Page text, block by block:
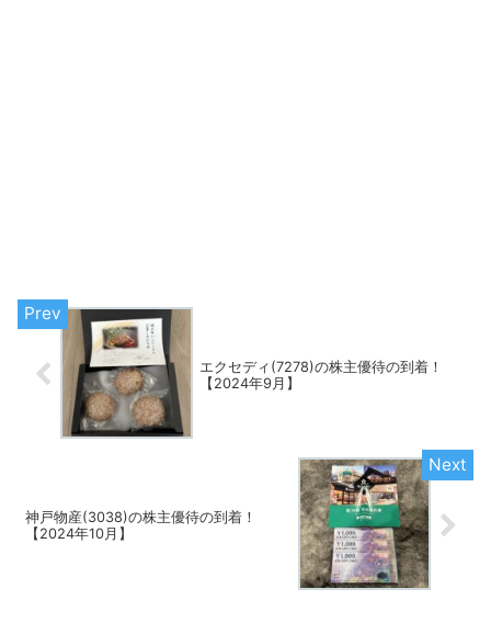
エクセディ(7278)の株主優待の到着！
【2024年9月】
神戸物産(3038)の株主優待の到着！
【2024年10月】